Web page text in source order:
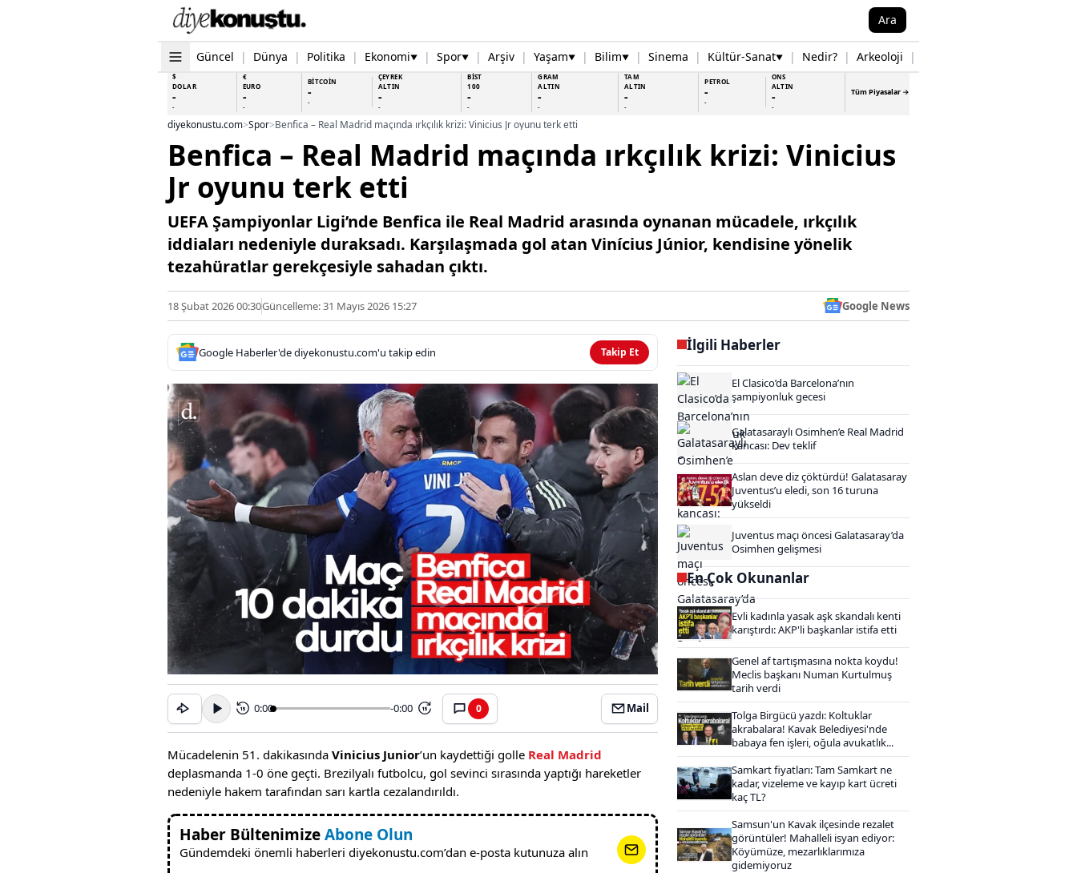
Ara
Güncel | Dünya | Politika | Ekonomi▼ | Spor▼ | Arşiv | Yaşam▼ | Bilim▼ | Sinema | Kültür-Sanat▼ | Nedir? | Arkeoloji |
$
DOLAR
-
-
€
EURO
-
-
BİTCOİN
-
-
ÇEYREK
ALTIN
-
-
BİST
100
-
-
GRAM
ALTIN
-
-
TAM
ALTIN
-
-
PETROL
-
-
ONS
ALTIN
-
-
Tüm Piyasalar →
diyekonustu.com>Spor>Benfica – Real Madrid maçında ırkçılık krizi: Vinicius Jr oyunu terk etti
Benfica – Real Madrid maçında ırkçılık krizi: Vinicius
Jr oyunu terk etti
UEFA Şampiyonlar Ligi’nde Benfica ile Real Madrid arasında oynanan mücadele, ırkçılık
iddiaları nedeniyle duraksadı. Karşılaşmada gol atan Vinícius Júnior, kendisine yönelik
tezahüratlar gerekçesiyle sahadan çıktı.
18 Şubat 2026 00:30Güncelleme: 31 Mayıs 2026 15:27 Google News
Google Haberler'de diyekonustu.com'u takip edin Takip Et
15 0:00 -0:00 15 0 Mail
Mücadelenin 51. dakikasında Vinicius Junior’un kaydettiği golle Real Madrid
deplasmanda 1-0 öne geçti. Brezilyalı futbolcu, gol sevinci sırasında yaptığı hareketler
nedeniyle hakem tarafından sarı kartla cezalandırıldı.
Haber BültenimizeAbone Olun
Gündemdeki önemli haberleri diyekonustu.com’dan e-posta kutunuza alın
İlgili Haberler
El Clasico’da Barcelona’nın
şampiyonluk gecesi
Galatasaraylı Osimhen’e Real Madrid
kancası: Dev teklif
Aslan deve diz çöktürdü! Galatasaray
Juventus’u eledi, son 16 turuna
yükseldi
Juventus maçı öncesi Galatasaray’da
Osimhen gelişmesi
En Çok Okunanlar
Evli kadınla yasak aşk skandalı kenti
karıştırdı: AKP'li başkanlar istifa etti
Genel af tartışmasına nokta koydu!
Meclis başkanı Numan Kurtulmuş
tarih verdi
Tolga Birgücü yazdı: Koltuklar
akrabalara! Kavak Belediyesi'nde
babaya fen işleri, oğula avukatlık...
Samkart fiyatları: Tam Samkart ne
kadar, vizeleme ve kayıp kart ücreti
kaç TL?
Samsun'un Kavak ilçesinde rezalet
görüntüler! Mahalleli isyan ediyor:
Köyümüze, mezarlıklarımıza
gidemiyoruz